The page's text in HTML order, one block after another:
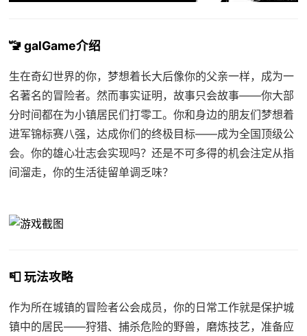
🚾 galGame介绍
生在奇幻世界的你，梦想着长大后像你的父亲一样，成为一
名著名的冒险者。然而事实证明，故事只会故事——你大部
分时间都在为小镇居民们打零工。你和身边的朋友们梦想着
进军锦标赛八强，达成你们的终极目标——成为全国顶级公
会。你的雄心壮志会实现吗？还是不可多得的机会注定从指
间溜走，你的生活徒留单调乏味？
📮 玩法攻略
作为所在城镇的冒险者公会成员，你的日常工作就是保护城
镇中的居民——狩猎、捕杀危险的野兽，磨炼技艺，准备应